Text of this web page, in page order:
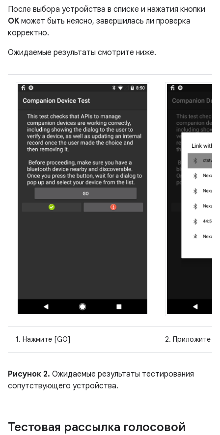
После выбора устройства в списке и нажатия кнопки
OK может быть неясно, завершилась ли проверка
корректно.
Ожидаемые результаты смотрите ниже.
1. Нажмите [GO] 2. Приложите
Рисунок 2. Ожидаемые результаты тестирования
сопутствующего устройства.
Тестовая рассылка голосовой